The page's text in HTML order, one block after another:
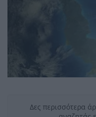
Δες περισσότερα